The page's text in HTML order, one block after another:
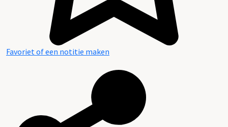
Favoriet of een notitie maken